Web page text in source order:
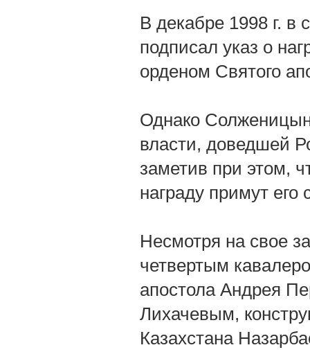
В декабре 1998 г. в
подписал указ о
орденом Святого
Однако Солженицын
власти, доведшей
заметив при этом,
награду примут его
Несмотря на свое
четвертым
апостола Андрея
Лихачевым,
Казахстана